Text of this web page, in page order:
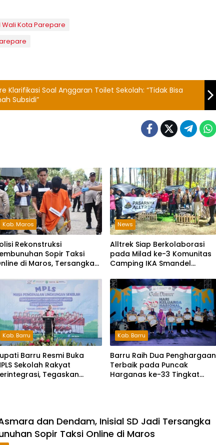
Wali Kota Parepare
Klarifikasi Soal Anggaran Toilet Sekolah: “Tidak Bisa
Subsidi”
Kab. Maros
Rekonstruksi
Sopir Taksi
di Maros, Tersangka
News
Alltrek Siap Berkolaborasi
pada Milad ke-3 Komunitas
Camping IKA Smandel
Kab. Barru
Barru Resmi Buka
Sekolah Rakyat
Tegaskan
Kab. Barru
Barru Raih Dua Penghargaan
Terbaik pada Puncak
Harganas ke-33 Tingkat
dan Dendam, Inisial SD Jadi Tersangka
Sopir Taksi Online di Maros